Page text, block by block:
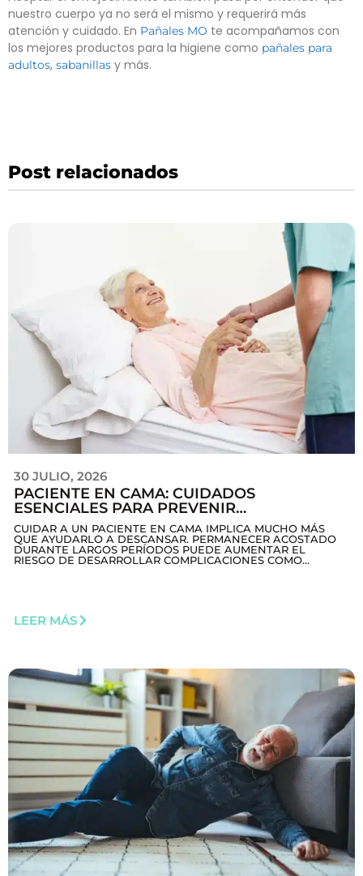
nuestro cuerpo ya no será el mismo y requerirá más
atención y cuidado. En Pañales MO te acompañamos con
los mejores productos para la higiene como pañales para
adultos, sabanillas y más.
Post relacionados
30 JULIO, 2026
PACIENTE EN CAMA: CUIDADOS
ESENCIALES PARA PREVENIR
COMPLICACIONES Y MEJORAR SU CALIDAD
DE VIDA
CUIDAR A UN PACIENTE EN CAMA IMPLICA MUCHO MÁS
QUE AYUDARLO A DESCANSAR. PERMANECER ACOSTADO
DURANTE LARGOS PERÍODOS PUEDE AUMENTAR EL
RIESGO DE DESARROLLAR COMPLICACIONES COMO...
LEER MÁS